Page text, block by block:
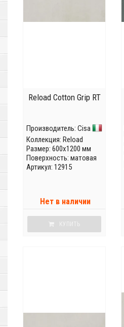
Reload Cotton Grip RT
Производитель: Cisa
Коллекция: Reload
Размер: 600x1200 мм
Поверхность: матовая
Артикул: 12915
Нет в наличии
КУПИТЬ